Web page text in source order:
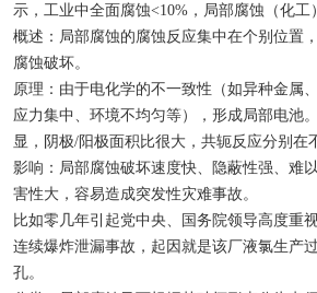
示，工业中全面腐蚀<10%，局部腐蚀（化工
概述：局部腐蚀的腐蚀反应集中在个别位置
腐蚀破坏。
原理：由于电化学的不一致性（如异种金属
应力集中、环境不均匀等），形成局部电池
显，阴极/阳极面积比很大，共轭反应分别在
影响：局部腐蚀破坏速度快、隐蔽性强、难
害性大，容易造成突发性灾难事故。
比如零几年引起党中央、国务院领导高度重
连续爆炸泄漏事故，起因就是该厂液氯生产
孔。